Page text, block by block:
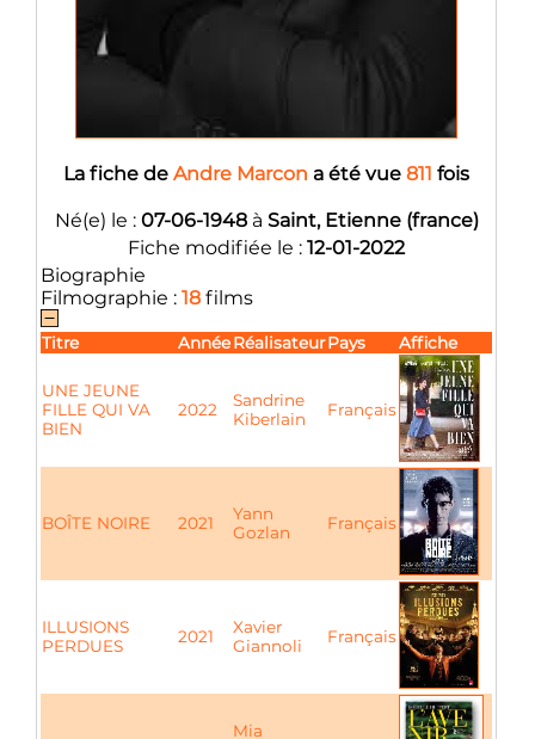
La fiche de Andre Marcon a été vue 811 fois
Né(e) le : 07-06-1948à Saint, Etienne (france)
Fiche modifiée le : 12-01-2022
Biographie
Filmographie : 18 films
Titre AnnéeRéalisateurPays Affiche
UNE JEUNE
FILLE QUI VA
BIEN
2022
Sandrine
Kiberlain
Français
BOÎTE NOIRE 2021
Yann
Gozlan
Français
ILLUSIONS
PERDUES
2021
Xavier
Giannoli
Français
Mia